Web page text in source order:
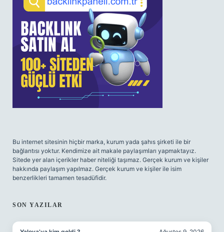
Bu internet sitesinin hiçbir marka, kurum yada şahıs şirketi ile bir
bağlantısı yoktur. Kendimize ait makale paylaşımları yapmaktayız.
Sitede yer alan içerikler haber niteliği taşımaz. Gerçek kurum ve kişiler
hakkında paylaşım yapılmaz. Gerçek kurum ve kişiler ile isim
benzerlikleri tamamen tesadüfidir.
SON YAZILAR